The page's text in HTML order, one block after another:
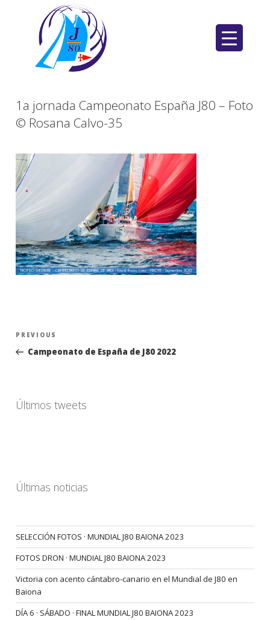
1a jornada Campeonato España J80 – Foto
© Rosana Calvo-35
Navegación
entradas
Previous
Post
PREVIOUS
Campeonato de España de J80 2022
Últimos tweets
Últimas noticias
SELECCIÓN FOTOS · MUNDIAL J80 BAIONA 2023
FOTOS DRON · MUNDIAL J80 BAIONA 2023
Victoria con acento cántabro-canario en el Mundial de J80 en
Baiona
DÍA 6 · SÁBADO · FINAL MUNDIAL J80 BAIONA 2023